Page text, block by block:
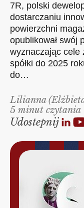
7R, polski
dostarczaniu
powierzchni
opublikował swój
wyznaczając cele
spółki do 2025
do…
Lilianna
5 minut czytania
Udostepnij